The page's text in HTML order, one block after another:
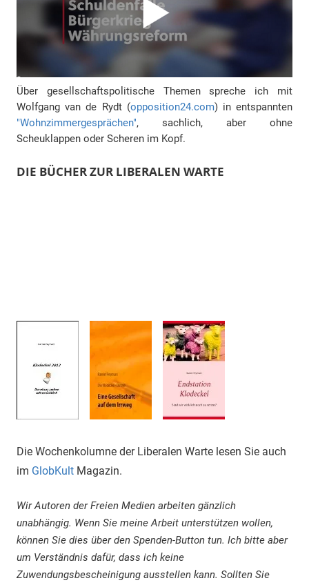
Über gesellschaftspolitische Themen spreche ich mit
Wolfgang van de Rydt (opposition24.com) in entspannten
"Wohnzimmergesprächen", sachlich, aber ohne
Scheuklappen oder Scheren im Kopf.
DIE BÜCHER ZUR LIBERALEN WARTE
Die Wochenkolumne der Liberalen Warte lesen Sie auch
im GlobKult Magazin.
Wir Autoren der Freien Medien arbeiten gänzlich
unabhängig. Wenn Sie meine Arbeit unterstützen wollen,
können Sie dies über den Spenden-Button tun. Ich bitte aber
um Verständnis dafür, dass ich keine
Zuwendungsbescheinigung ausstellen kann. Sollten Sie